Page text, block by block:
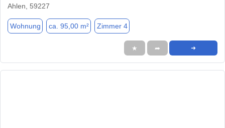
Ahlen, 59227
Wohnung ca. 95,00 m² Zimmer 4
★ ➦ ➜